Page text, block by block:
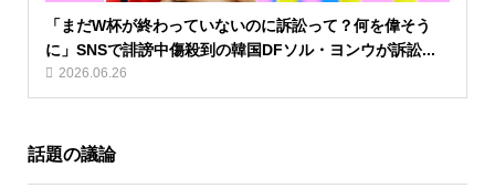
「まだW杯が終わっていないのに訴訟って？何を偉そう
に」SNSで誹謗中傷殺到の韓国DFソル・ヨンウが訴訟...
2026.06.26
話題の議論